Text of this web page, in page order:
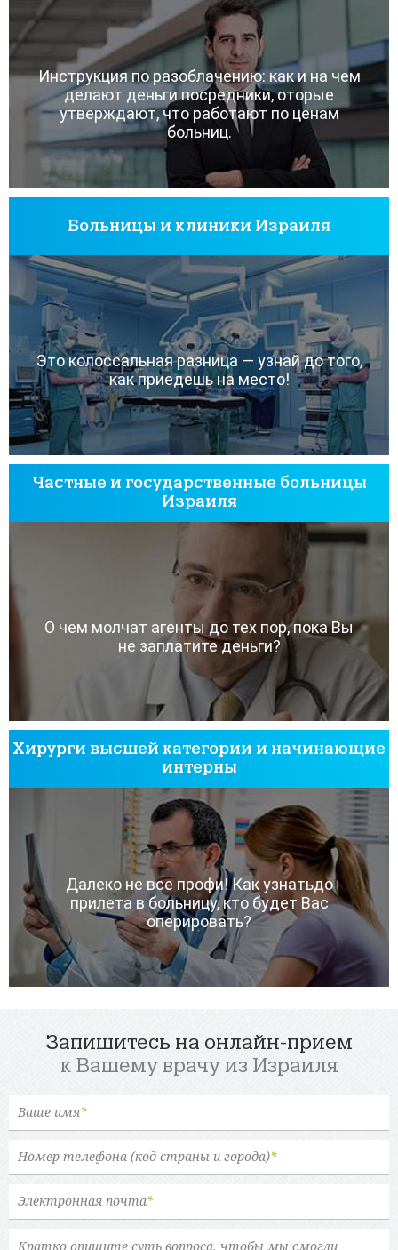
Инструкция по разоблачению: как и на чем
делают деньги посредники, оторые
утверждают, что работают по ценам
больниц.
Больницы и клиники Израиля
Это колоссальная разница — узнай до того,
как приедешь на место!
Частные и государственные больницы
Израиля
О чем молчат агенты до тех пор, пока Вы
не заплатите деньги?
Хирурги высшей категории и начинающие
интерны
Далеко не все профи! Как узнатьдо
прилета в больницу, кто будет Вас
оперировать?
Запишитесь на онлайн-прием
к Вашему врачу из Израиля
Ваше имя*
Номер телефона (код страны и города)*
Электронная почта*